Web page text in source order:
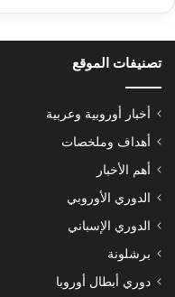
تصنيفات الموقع
أخبار أوروبية وعربية
أهداف وملخصات
أهم الأخبار
الدوري الأوروبي
الدوري الإسباني
برشلونة
دوري أبطال أوروبا